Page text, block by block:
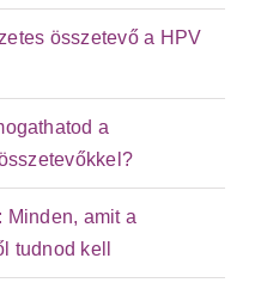
összetevő a HPV
a
Minden, amit a
tudnod kell